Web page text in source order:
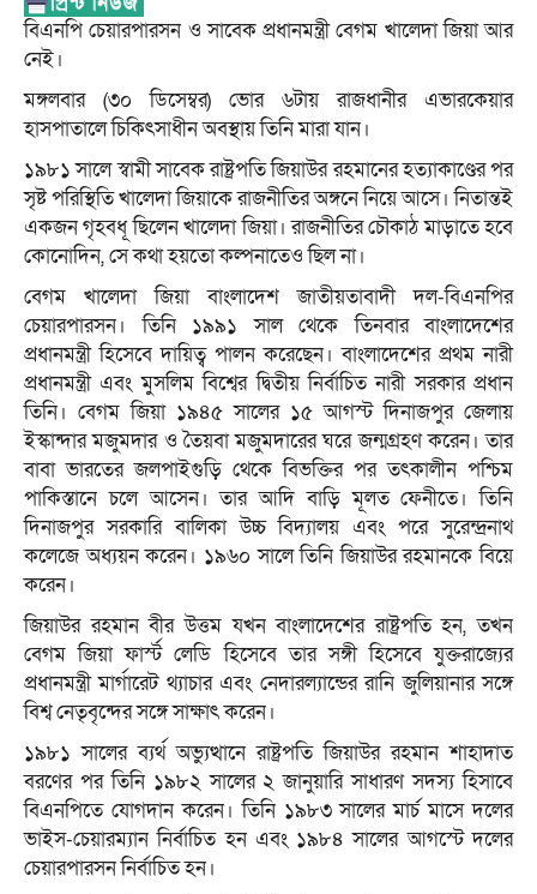
বিএনপি চেয়ারপারসন ও সাবেক প্রধানমন্ত্রী বেগম খালেদা জিয়া আর
নেই।
মঙ্গলবার (৩০ ডিসেম্বর) ভোর ৬টায় রাজধানীর এভারকেয়ার
হাসপাতালে চিকিৎসাধীন অবস্থায় তিনি মারা যান।
১৯৮১ সালে স্বামী সাবেক রাষ্ট্রপতি জিয়াউর রহমানের হত্যাকাণ্ডের পর
সৃষ্ট পরিস্থিতি খালেদা জিয়াকে রাজনীতির অঙ্গনে নিয়ে আসে। নিতান্তই
একজন গৃহবধূ ছিলেন খালেদা জিয়া। রাজনীতির চৌকাঠ মাড়াতে হবে
কোনোদিন, সে কথা হয়তো কল্পনাতেও ছিল না।
বেগম খালেদা জিয়া বাংলাদেশ জাতীয়তাবাদী দল-বিএনপির
চেয়ারপারসন। তিনি ১৯৯১ সাল থেকে তিনবার বাংলাদেশের
প্রধানমন্ত্রী হিসেবে দায়িত্ব পালন করেছেন। বাংলাদেশের প্রথম নারী
প্রধানমন্ত্রী এবং মুসলিম বিশ্বের দ্বিতীয় নির্বাচিত নারী সরকার প্রধান
তিনি। বেগম জিয়া ১৯৪৫ সালের ১৫ আগস্ট দিনাজপুর জেলায়
ইস্কান্দার মজুমদার ও তৈয়বা মজুমদারের ঘরে জন্মগ্রহণ করেন। তার
বাবা ভারতের জলপাইগুড়ি থেকে বিভক্তির পর তৎকালীন পশ্চিম
পাকিস্তানে চলে আসেন। তার আদি বাড়ি মূলত ফেনীতে। তিনি
দিনাজপুর সরকারি বালিকা উচ্চ বিদ্যালয় এবং পরে সুরেন্দ্রনাথ
কলেজে অধ্যয়ন করেন। ১৯৬০ সালে তিনি জিয়াউর রহমানকে বিয়ে
করেন।
জিয়াউর রহমান বীর উত্তম যখন বাংলাদেশের রাষ্ট্রপতি হন, তখন
বেগম জিয়া ফার্স্ট লেডি হিসেবে তার সঙ্গী হিসেবে যুক্তরাজ্যের
প্রধানমন্ত্রী মার্গারেট থ্যাচার এবং নেদারল্যান্ডের রানি জুলিয়ানার সঙ্গে
বিশ্ব নেতৃবৃন্দের সঙ্গে সাক্ষাৎ করেন।
১৯৮১ সালের ব্যর্থ অভ্যুত্থানে রাষ্ট্রপতি জিয়াউর রহমান শাহাদাত
বরণের পর তিনি ১৯৮২ সালের ২ জানুয়ারি সাধারণ সদস্য হিসাবে
বিএনপিতে যোগদান করেন। তিনি ১৯৮৩ সালের মার্চ মাসে দলের
ভাইস-চেয়ারম্যান নির্বাচিত হন এবং ১৯৮৪ সালের আগস্টে দলের
চেয়ারপারসন নির্বাচিত হন।